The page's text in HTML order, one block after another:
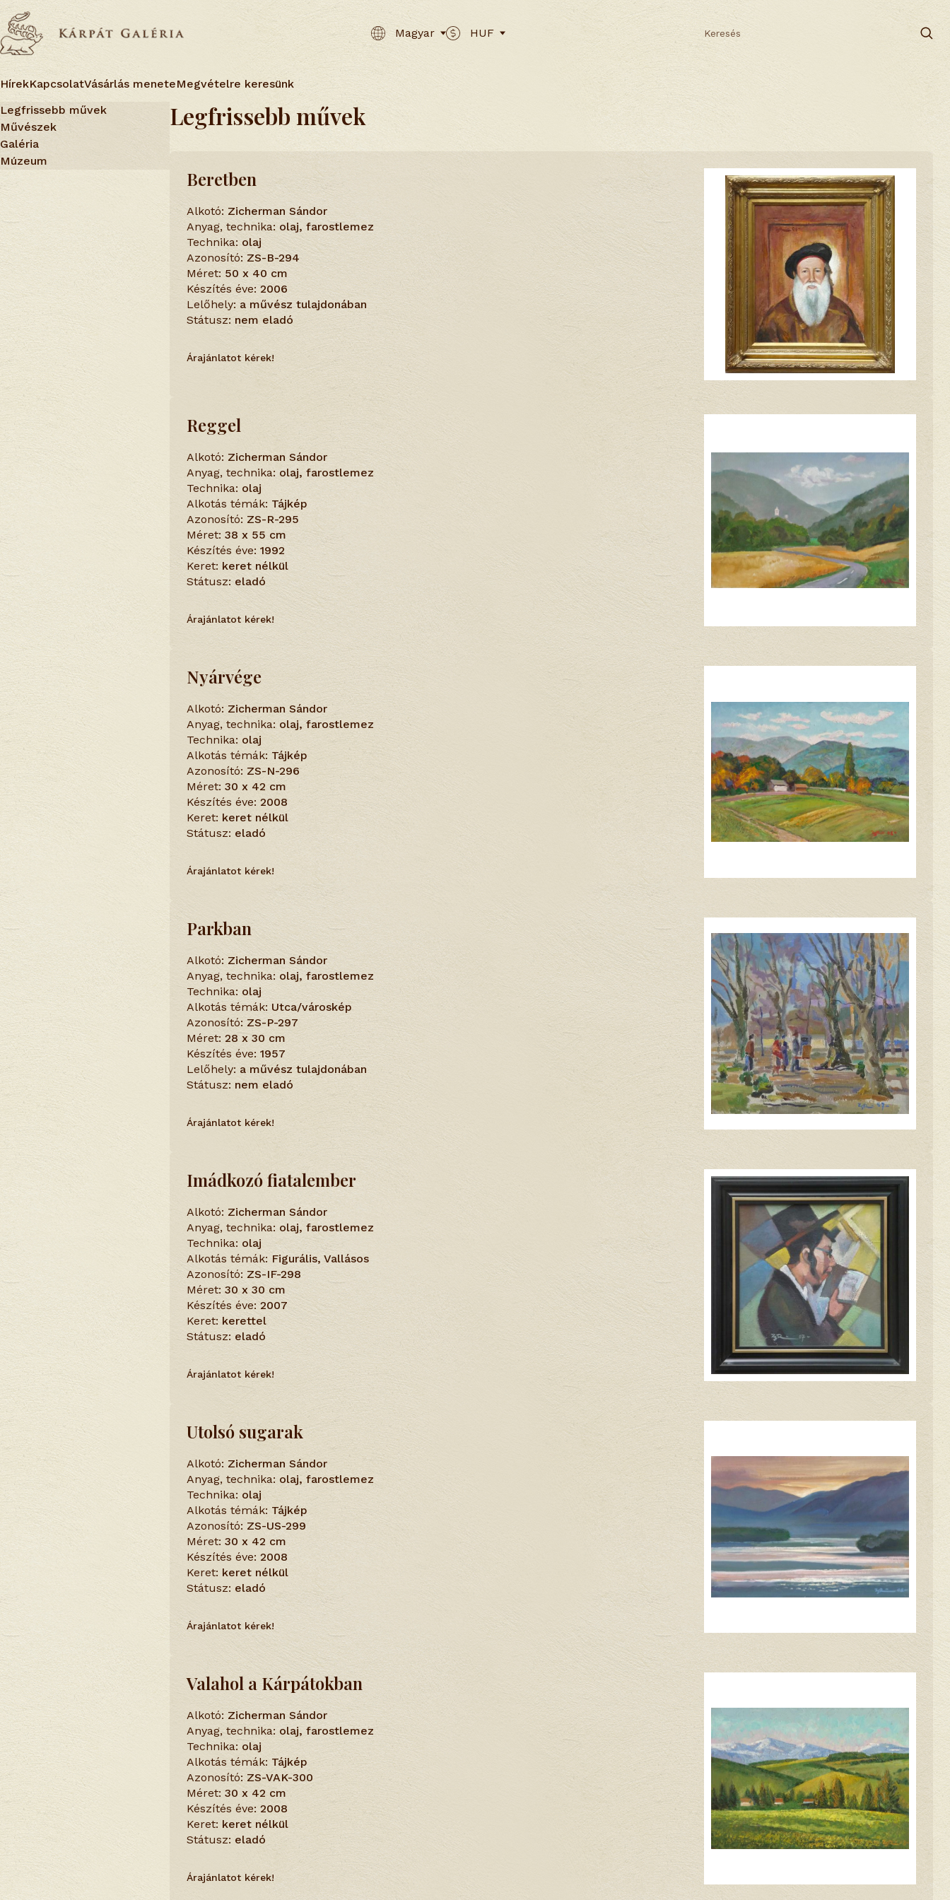
Magyar HUF
HírekKapcsolatVásárlás meneteMegvételre keresünk
Legfrissebb művek
Művészek
Galéria
Múzeum
Legfrissebb művek
Beretben
Alkotó: Zicherman Sándor
Anyag, technika: olaj, farostlemez
Technika: olaj
Azonosító:ZS-B-294
Méret: 50 x 40 cm
Készítés éve: 2006
Lelőhely: a művész tulajdonában
Státusz: nem eladó
Árajánlatot kérek!
Reggel
Alkotó: Zicherman Sándor
Anyag, technika: olaj, farostlemez
Technika: olaj
Alkotás témák: Tájkép
Azonosító: ZS-R-295
Méret: 38 x 55 cm
Készítés éve: 1992
Keret: keret nélkül
Státusz: eladó
Árajánlatot kérek!
Nyárvége
Alkotó: Zicherman Sándor
Anyag, technika: olaj, farostlemez
Technika: olaj
Alkotás témák:Tájkép
Azonosító: ZS-N-296
Méret: 30 x 42 cm
Készítés éve: 2008
Keret: keret nélkül
Státusz: eladó
Árajánlatot kérek!
Parkban
Alkotó:Zicherman Sándor
Anyag, technika: olaj, farostlemez
Technika: olaj
Alkotás témák: Utca/városkép
Azonosító:ZS-P-297
Méret: 28 x 30 cm
Készítés éve: 1957
Lelőhely: a művész tulajdonában
Státusz: nem eladó
Árajánlatot kérek!
Imádkozó fiatalember
Alkotó: Zicherman Sándor
Anyag, technika: olaj, farostlemez
Technika: olaj
Alkotás témák: Figurális, Vallásos
Azonosító:ZS-IF-298
Méret: 30 x 30 cm
Készítés éve: 2007
Keret: kerettel
Státusz: eladó
Árajánlatot kérek!
Utolsó sugarak
Alkotó: Zicherman Sándor
Anyag, technika: olaj, farostlemez
Technika: olaj
Alkotás témák: Tájkép
Azonosító: ZS-US-299
Méret: 30 x 42 cm
Készítés éve: 2008
Keret: keret nélkül
Státusz: eladó
Árajánlatot kérek!
Valahol a Kárpátokban
Alkotó: Zicherman Sándor
Anyag, technika: olaj, farostlemez
Technika: olaj
Alkotás témák: Tájkép
Azonosító: ZS-VAK-300
Méret: 30 x 42 cm
Készítés éve: 2008
Keret: keret nélkül
Státusz: eladó
Árajánlatot kérek!